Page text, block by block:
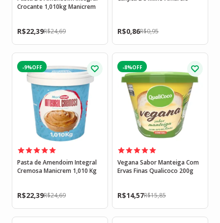
Crocante 1,010kg Manicrem
R$24,69
R$22,39 R$0,95
R$0,86
-9%
Pasta de Amendoim Integral
Cremosa Manicrem 1,010 Kg
R$24,69
R$22,39
-8%
Vegana Sabor Manteiga Com
Ervas Finas Qualicoco 200g
R$15,85
R$14,57